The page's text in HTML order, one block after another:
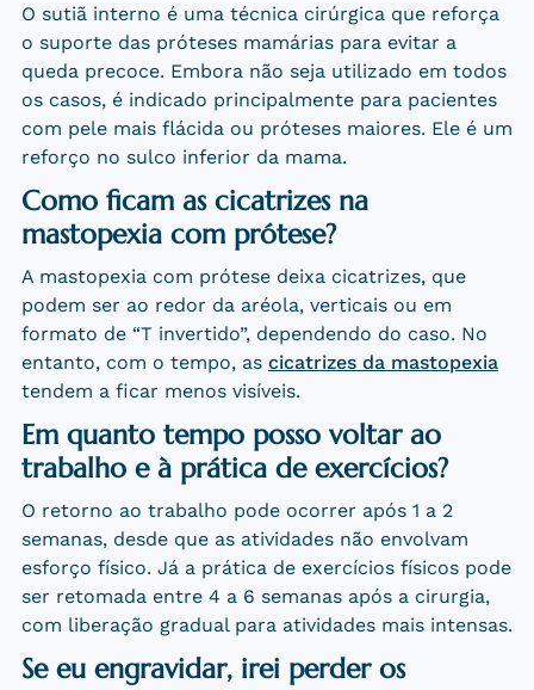
O sutiã interno é uma técnica cirúrgica que reforça
o suporte das próteses mamárias para evitar a
queda precoce. Embora não seja utilizado em todos
os casos, é indicado principalmente para pacientes
com pele mais flácida ou próteses maiores. Ele é um
reforço no sulco inferior da mama.
Como ficam as cicatrizes na
mastopexia com prótese?
A mastopexia com prótese deixa cicatrizes, que
podem ser ao redor da aréola, verticais ou em
formato de “T invertido”, dependendo do caso. No
entanto, com o tempo, as cicatrizes da mastopexia
tendem a ficar menos visíveis.
Em quanto tempo posso voltar ao
trabalho e à prática de exercícios?
O retorno ao trabalho pode ocorrer após 1 a 2
semanas, desde que as atividades não envolvam
esforço físico. Já a prática de exercícios físicos pode
ser retomada entre 4 a 6 semanas após a cirurgia,
com liberação gradual para atividades mais intensas.
Se eu engravidar, irei perder os